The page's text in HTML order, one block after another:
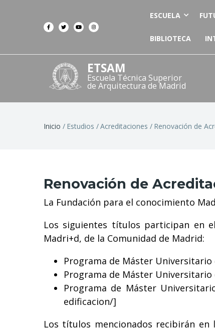
ESCUELA
BIBLIOTECA
ETSAM
Escuela Técnica Superior
de Arquitectura de Madrid
Ruta
Inicio Estudios Acreditaciones Renovación de
Renovación de
La Fundación para el conocimiento
Los siguientes títulos participan en
Madri+d, de la Comunidad de Madrid:
Programa de Máster
Programa de Máster Universitario
Programa de Máster
edificacion/]
Los títulos mencionados recibirán